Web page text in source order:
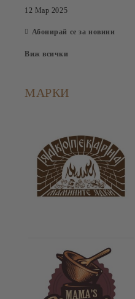
12 Мар 2025
Абонирай се за новини
Виж всички
МАРКИ